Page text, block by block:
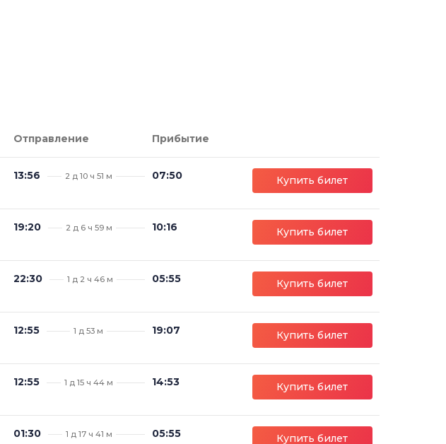
Отправление Прибытие
13:56 2 д 10 ч 51 м 07:50 Купить билет
19:20 2 д 6 ч 59 м 10:16 Купить билет
22:30 1 д 2 ч 46 м 05:55 Купить билет
12:55 1 д 53 м 19:07 Купить билет
12:55 1 д 15 ч 44 м 14:53 Купить билет
01:30 1 д 17 ч 41 м 05:55 Купить билет